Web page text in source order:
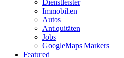
Dienstleister
Immobilien
Autos
Antiquitäten
Jobs
GoogleMaps Markers
Featured